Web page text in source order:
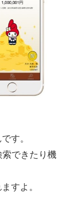
す。
できたり機
すよ。